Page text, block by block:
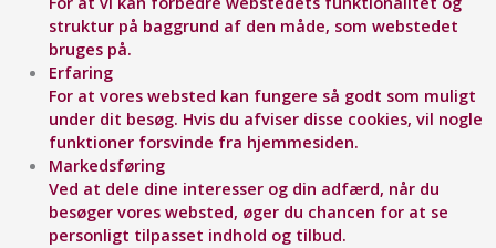
struktur på baggrund af den måde, som webstedet
bruges på.
Erfaring
For at vores websted kan fungere så godt som muligt
under dit besøg. Hvis du afviser disse cookies, vil nogle
funktioner forsvinde fra hjemmesiden.
Markedsføring
Ved at dele dine interesser og din adfærd, når du
besøger vores websted, øger du chancen for at se
personligt tilpasset indhold og tilbud.